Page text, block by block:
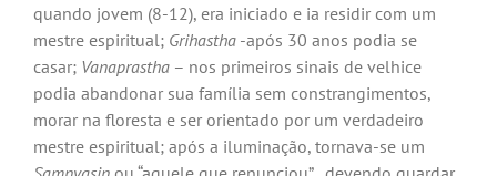
quando jovem (8-12), era iniciado e ia residir com um
mestre espiritual; Grihastha -após 30 anos podia se
casar; Vanaprastha – nos primeiros sinais de velhice
podia abandonar sua família sem constrangimentos,
morar na floresta e ser orientado por um verdadeiro
mestre espiritual; após a iluminação, tornava-se um